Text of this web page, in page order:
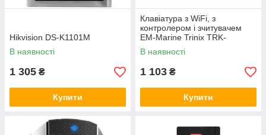
Hikvision DS-K1101M
В наявності
1 305 ₴
Купити
Клавіатура з WiFi, з
контролером і зчитувачем
EM-Marine Trinix TRK-
1202EW(WF) з підтримкою
Tuya Smart водонепроникна
В наявності
1 103 ₴
Купити